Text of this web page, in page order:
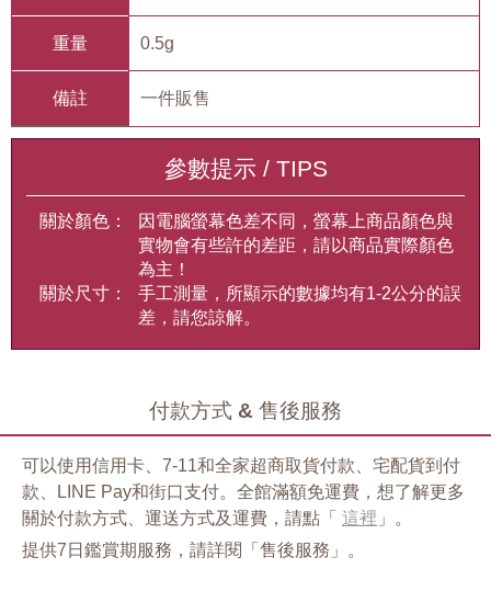
重量 0.5g
備註 一件販售
參數提示 / TIPS
關於顏色：
因電腦螢幕色差不同，螢幕上商品顏色與
實物會有些許的差距，請以商品實際顏色
為主！
關於尺寸：
手工測量，所顯示的數據均有1-2公分的誤
差，請您諒解。
付款方式 & 售後服務
可以使用信用卡、7-11和全家超商取貨付款、宅配貨到付
款、LINE Pay和街口支付。全館滿額免運費，想了解更多
關於付款方式、運送方式及運費，請點「 這裡 」。
提供7日鑑賞期服務，請詳閱「售後服務」。